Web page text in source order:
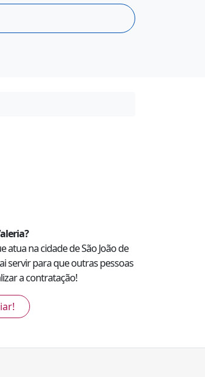
?
atua na cidade deSão João de
servir para que outras pessoas
a contratação!